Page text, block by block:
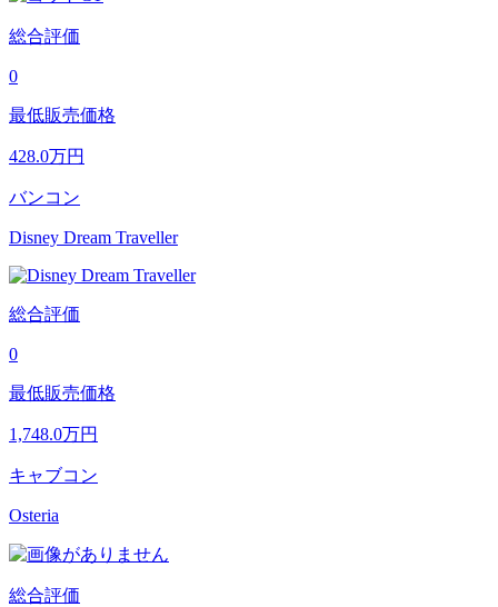
総合評価
0
最低販売価格
428.0万円
バンコン
Disney Dream Traveller
総合評価
0
最低販売価格
1,748.0万円
キャブコン
Osteria
総合評価